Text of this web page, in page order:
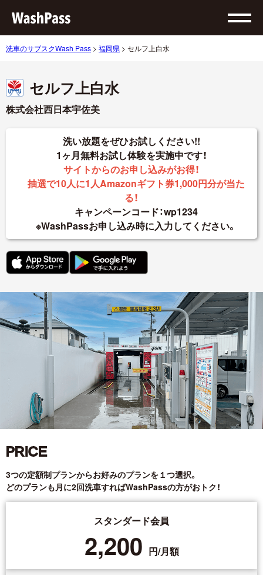
洗車のサブスクWash Pass > 福岡県 > セルフ上白水
セルフ上白水
株式会社西日本宇佐美
洗い放題をぜひお試しください!!
1ヶ月無料お試し体験を実施中です！
サイトからのお申し込みがお得！
抽選で10人に1人Amazonギフト券1,000円分が当た
る！
キャンペーンコード：wp1234
※WashPassお申し込み時に入力してください。
PRICE
3つの定額制プランからお好みのプランを１つ選択。
どのプランも月に2回洗車すればWashPassの方がおトク！
スタンダード会員
2,200 円/月額